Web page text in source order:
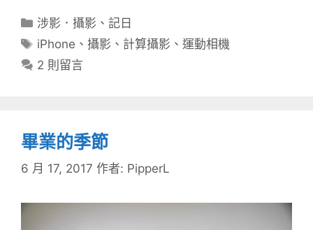
分
類
涉影．攝影 、記日
標
籤
iPhone 、攝影 、 計算攝影 、運動相機
2 則留言
畢業的季節
6 月 17, 2017 作者: PipperL